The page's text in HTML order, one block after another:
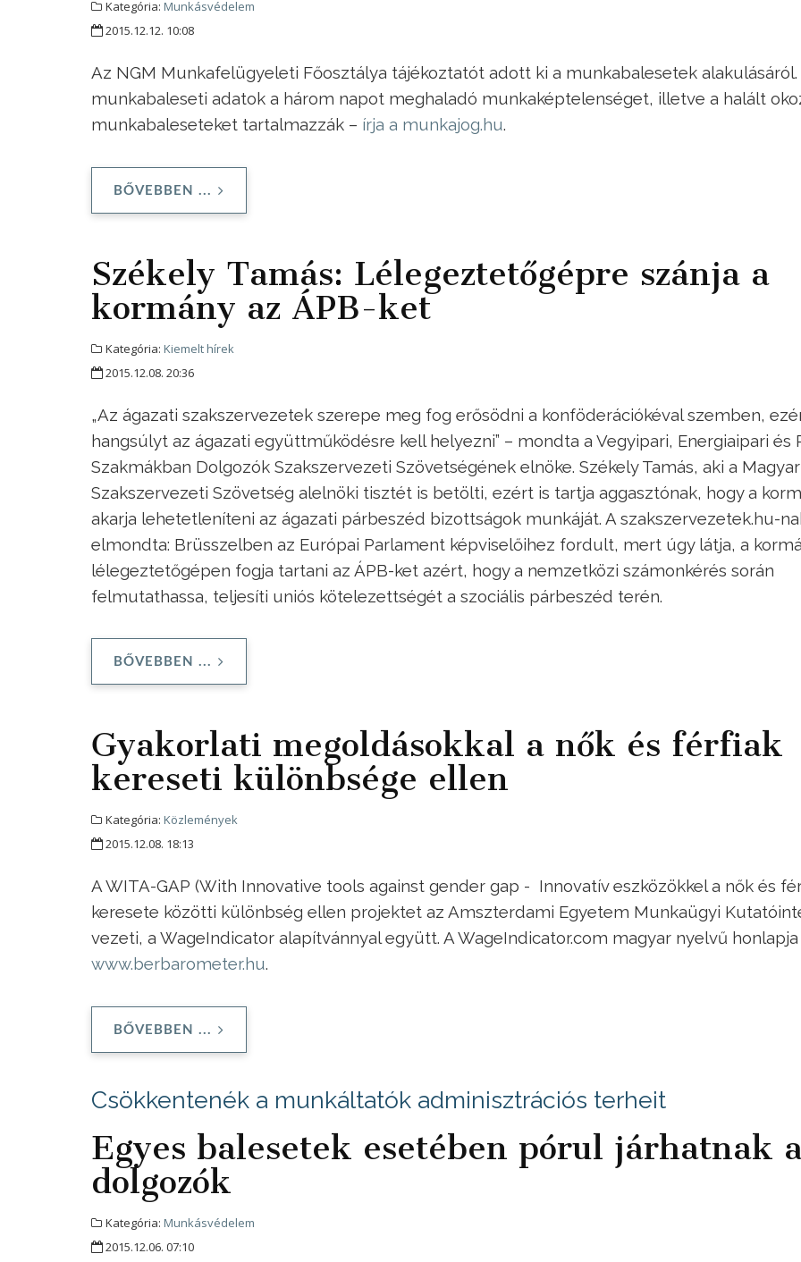
Kategória: Munkásvédelem
2015.12.12. 10:08
Az NGM Munkafelügyeleti Főosztálya tájékoztatót adott ki a munkabalesetek alakulásáról.
munkabaleseti adatok a három napot meghaladó munkaképtelenséget, illetve a halált
munkabaleseteket tartalmazzák – írja a munkajog.hu.
BŐVEBBEN ...
Székely Tamás: Lélegeztetőgépre szánja a
kormány az ÁPB-ket
Kategória: Kiemelt hírek
2015.12.08. 20:36
„Az ágazati szakszervezetek szerepe meg fog erősödni a konföderációkéval szemben,
hangsúlyt az ágazati együttműködésre kell helyezni” – mondta a Vegyipari, Energiaipari és
Szakmákban Dolgozók Szakszervezeti Szövetségének elnöke. Székely Tamás, aki a Magyar
Szakszervezeti Szövetség alelnöki tisztét is betölti, ezért is tartja aggasztónak, hogy a
akarja lehetetleníteni az ágazati párbeszéd bizottságok munkáját. A szakszervezetek.hu-
elmondta: Brüsszelben az Európai Parlament képviselőihez fordult, mert úgy látja, a
lélegeztetőgépen fogja tartani az ÁPB-ket azért, hogy a nemzetközi számonkérés során
felmutathassa, teljesíti uniós kötelezettségét a szociális párbeszéd terén.
BŐVEBBEN ...
Gyakorlati megoldásokkal a nők és férfiak
kereseti különbsége ellen
Kategória: Közlemények
2015.12.08. 18:13
A WITA-GAP (With Innovative tools against gender gap - Innovatív eszközökkel a nők és
keresete közötti különbség ellen projektet az Amszterdami Egyetem Munkaügyi
vezeti, a WageIndicator alapítvánnyal együtt. A WageIndicator.com magyar nyelvű honlapja
www.berbarometer.hu.
BŐVEBBEN ...
Csökkentenék a munkáltatók adminisztrációs terheit
Egyes balesetek esetében pórul járhatnak
dolgozók
Kategória: Munkásvédelem
2015.12.06. 07:10